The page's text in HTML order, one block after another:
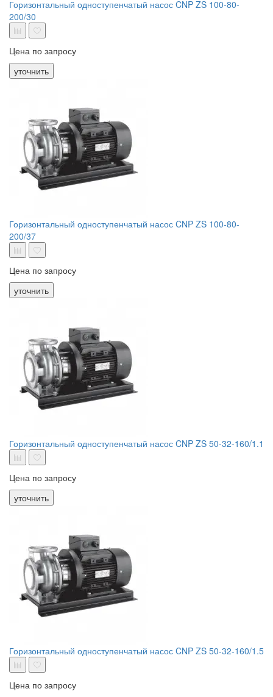
Горизонтальный одноступенчатый насос CNP ZS 100-80-
200/30
Цена по запросу
уточнить
Горизонтальный одноступенчатый насос CNP ZS 100-80-
200/37
Цена по запросу
уточнить
Горизонтальный одноступенчатый насос CNP ZS 50-32-160/1.1
Цена по запросу
уточнить
Горизонтальный одноступенчатый насос CNP ZS 50-32-160/1.5
Цена по запросу